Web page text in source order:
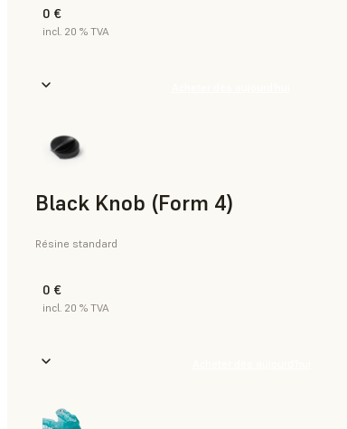
0 €
incl. 20 % TVA
Black Knob (Form 4)
Résine standard
0 €
incl. 20 % TVA